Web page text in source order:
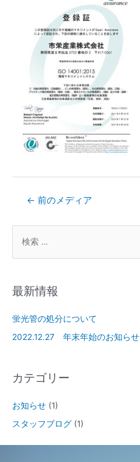
← 前のメディア
最新情報
蛍光管の処分について
2022.12.27 年末年始のお知らせ
カテゴリー
お知らせ (1)
スタッフブログ (1)